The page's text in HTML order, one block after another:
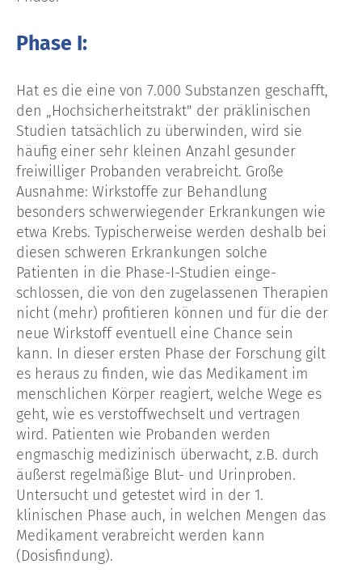
Phase I:
Hat es die eine von 7.000 Substanzen geschafft,
den „Hochsicherheitstrakt" der präklinischen
Studien tatsächlich zu überwinden, wird sie
häufig einer sehr kleinen Anzahl gesunder
freiwilliger Probanden verabreicht. Große
Ausnahme: Wirkstoffe zur Behandlung
besonders schwerwiegender Erkrankungen wie
etwa Krebs. Typischerweise werden deshalb bei
diesen schweren Erkrankungen solche
Patienten in die Phase-I-Studien einge-
schlossen, die von den zugelassenen Therapien
nicht (mehr) profitieren können und für die der
neue Wirkstoff eventuell eine Chance sein
kann. In dieser ersten Phase der Forschung gilt
es heraus zu finden, wie das Medikament im
menschlichen Körper reagiert, welche Wege es
geht, wie es verstoffwechselt und vertragen
wird. Patienten wie Probanden werden
engmaschig medizinisch überwacht, z.B. durch
äußerst regelmäßige Blut- und Urinproben.
Untersucht und getestet wird in der 1.
klinischen Phase auch, in welchen Mengen das
Medikament verabreicht werden kann
(Dosisfindung).